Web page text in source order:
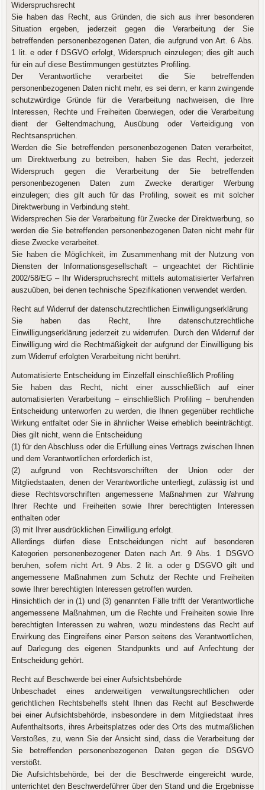
Widerspruchsrecht
Sie haben das Recht, aus Gründen, die sich aus ihrer besonderen
Situation ergeben, jederzeit gegen die Verarbeitung der Sie
betreffenden personenbezogenen Daten, die aufgrund von Art. 6 Abs.
1 lit. e oder f DSGVO erfolgt, Widerspruch einzulegen; dies gilt auch
für ein auf diese Bestimmungen gestütztes Profiling.
Der Verantwortliche verarbeitet die Sie betreffenden
personenbezogenen Daten nicht mehr, es sei denn, er kann zwingende
schutzwürdige Gründe für die Verarbeitung nachweisen, die Ihre
Interessen, Rechte und Freiheiten überwiegen, oder die Verarbeitung
dient der Geltendmachung, Ausübung oder Verteidigung von
Rechtsansprüchen.
Werden die Sie betreffenden personenbezogenen Daten verarbeitet,
um Direktwerbung zu betreiben, haben Sie das Recht, jederzeit
Widerspruch gegen die Verarbeitung der Sie betreffenden
personenbezogenen Daten zum Zwecke derartiger Werbung
einzulegen; dies gilt auch für das Profiling, soweit es mit solcher
Direktwerbung in Verbindung steht.
Widersprechen Sie der Verarbeitung für Zwecke der Direktwerbung, so
werden die Sie betreffenden personenbezogenen Daten nicht mehr für
diese Zwecke verarbeitet.
Sie haben die Möglichkeit, im Zusammenhang mit der Nutzung von
Diensten der Informationsgesellschaft – ungeachtet der Richtlinie
2002/58/EG – Ihr Widerspruchsrecht mittels automatisierter Verfahren
auszuüben, bei denen technische Spezifikationen verwendet werden.
Recht auf Widerruf der datenschutzrechtlichen Einwilligungserklärung
Sie haben das Recht, Ihre datenschutzrechtliche
Einwilligungserklärung jederzeit zu widerrufen. Durch den Widerruf der
Einwilligung wird die Rechtmäßigkeit der aufgrund der Einwilligung bis
zum Widerruf erfolgten Verarbeitung nicht berührt.
Automatisierte Entscheidung im Einzelfall einschließlich Profiling
Sie haben das Recht, nicht einer ausschließlich auf einer
automatisierten Verarbeitung – einschließlich Profiling – beruhenden
Entscheidung unterworfen zu werden, die Ihnen gegenüber rechtliche
Wirkung entfaltet oder Sie in ähnlicher Weise erheblich beeinträchtigt.
Dies gilt nicht, wenn die Entscheidung
(1) für den Abschluss oder die Erfüllung eines Vertrags zwischen Ihnen
und dem Verantwortlichen erforderlich ist,
(2) aufgrund von Rechtsvorschriften der Union oder der
Mitgliedstaaten, denen der Verantwortliche unterliegt, zulässig ist und
diese Rechtsvorschriften angemessene Maßnahmen zur Wahrung
Ihrer Rechte und Freiheiten sowie Ihrer berechtigten Interessen
enthalten oder
(3) mit Ihrer ausdrücklichen Einwilligung erfolgt.
Allerdings dürfen diese Entscheidungen nicht auf besonderen
Kategorien personenbezogener Daten nach Art. 9 Abs. 1 DSGVO
beruhen, sofern nicht Art. 9 Abs. 2 lit. a oder g DSGVO gilt und
angemessene Maßnahmen zum Schutz der Rechte und Freiheiten
sowie Ihrer berechtigten Interessen getroffen wurden.
Hinsichtlich der in (1) und (3) genannten Fälle trifft der Verantwortliche
angemessene Maßnahmen, um die Rechte und Freiheiten sowie Ihre
berechtigten Interessen zu wahren, wozu mindestens das Recht auf
Erwirkung des Eingreifens einer Person seitens des Verantwortlichen,
auf Darlegung des eigenen Standpunkts und auf Anfechtung der
Entscheidung gehört.
Recht auf Beschwerde bei einer Aufsichtsbehörde
Unbeschadet eines anderweitigen verwaltungsrechtlichen oder
gerichtlichen Rechtsbehelfs steht Ihnen das Recht auf Beschwerde
bei einer Aufsichtsbehörde, insbesondere in dem Mitgliedstaat ihres
Aufenthaltsorts, ihres Arbeitsplatzes oder des Orts des mutmaßlichen
Verstoßes, zu, wenn Sie der Ansicht sind, dass die Verarbeitung der
Sie betreffenden personenbezogenen Daten gegen die DSGVO
verstößt.
Die Aufsichtsbehörde, bei der die Beschwerde eingereicht wurde,
unterrichtet den Beschwerdeführer über den Stand und die Ergebnisse